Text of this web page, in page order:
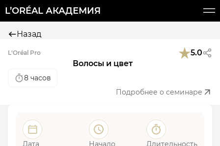
L’ORÉAL АКАДЕМИЯ
Назад
L'Oréal Pro
5.0
Волосы и цвет
8 часов
Подробнее о семинаре
Дата
Начало
Длительность